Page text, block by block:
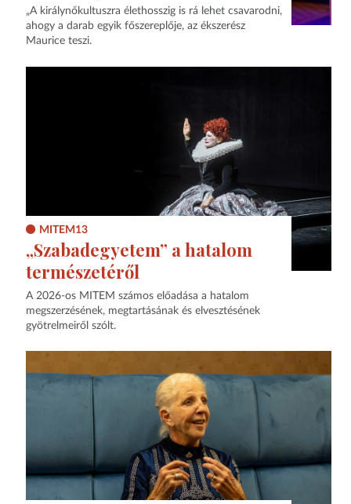
„A királynőkultuszra élethosszig is rá lehet csavarodni,
ahogy a darab egyik főszereplője, az ékszerész
Maurice teszi.
MITEM13
„Szabadegyetem” a hatalom
természetéről
A 2026-os MITEM számos előadása a hatalom
megszerzésének, megtartásának és elvesztésének
gyötrelmeiről szólt.